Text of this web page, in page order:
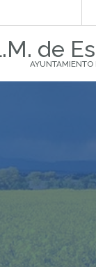
de
AYUNTAMIENTO